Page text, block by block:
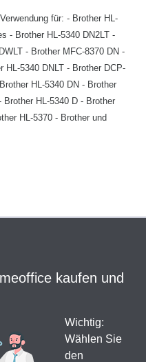
für: - Brother HL-
- Brother HL-5340 DN2LT -
- Brother MFC-8370 DN -
HL-5340 DNLT - Brother DCP-
HL-5340 DN - Brother
Brother HL-5340 D - Brother
HL-5370 - Brother und
kaufen und
Wichtig:
Wählen Sie
den